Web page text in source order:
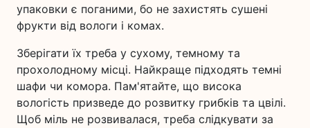
упаковки є поганими, бо не захистять сушені
фрукти від вологи і комах.
Зберігати їх треба у сухому, темному та
прохолодному місці. Найкраще підходять темні
шафи чи комора. Пам'ятайте, що висока
вологість призведе до розвитку грибків та цвілі.
Щоб міль не розвивалася, треба слідкувати за